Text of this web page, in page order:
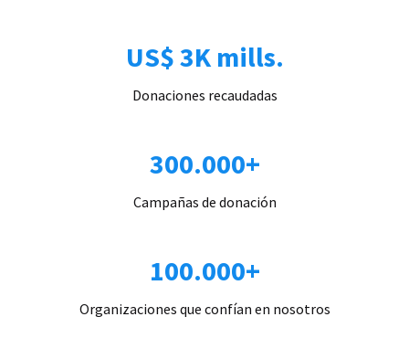
US$ 3K mills.
Donaciones recaudadas
300.000+
Campañas de donación
100.000+
Organizaciones que confían en nosotros